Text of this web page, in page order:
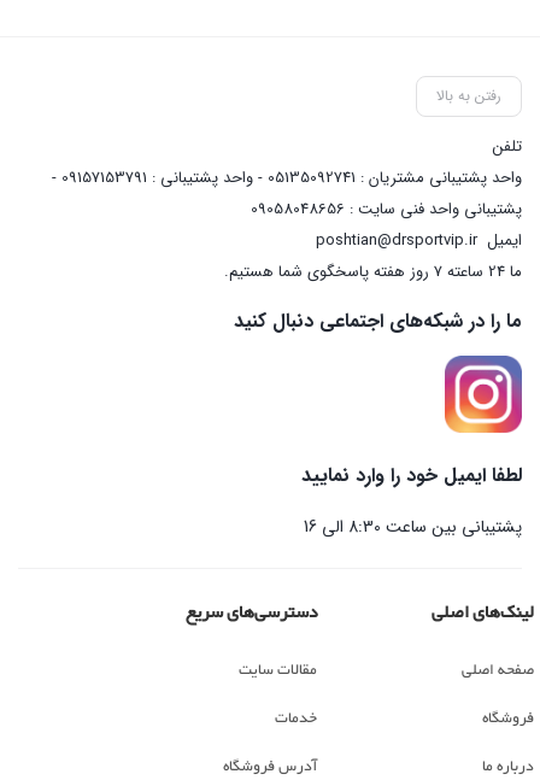
رفتن به بالا
تلفن
واحد پشتیبانی مشتریان : 05135092741 - واحد پشتیبانی : 09157153791 -
پشتیبانی واحد فنی سایت : 09058048656
ایمیلposhtian@drsportvip.ir
ما 24 ساعته 7 روز هفته پاسخگوی شما هستیم.
ما را در شبکه‌های اجتماعی دنبال کنید
لطفا ایمیل خود را وارد نمایید
پشتیبانی بین ساعت 8:30 الی 16
لینک‌های اصلی
صفحه اصلی
فروشگاه
درباره ما
دسترسی‌های سریع
مقالات سایت
خدمات
آدرس فروشگاه